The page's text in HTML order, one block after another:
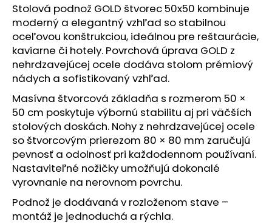
Stolová podnož GOLD štvorec 50x50 kombinuje
moderný a elegantný vzhľad so stabilnou
oceľovou konštrukciou, ideálnou pre reštaurácie,
kaviarne či hotely. Povrchová úprava GOLD z
nehrdzavejúcej ocele dodáva stolom prémiový
nádych a sofistikovaný vzhľad.
Masívna štvorcová základňa s rozmerom 50 ×
50 cm poskytuje výbornú stabilitu aj pri väčších
stolových doskách. Nohy z nehrdzavejúcej ocele
so štvorcovým prierezom 80 × 80 mm zaručujú
pevnosť a odolnosť pri každodennom používaní.
Nastaviteľné nožičky umožňujú dokonalé
vyrovnanie na nerovnom povrchu.
Podnož je dodávaná v rozloženom stave –
montáž je jednoduchá a rýchla.
HĽADAŤ
O
d
p
o
r
ú
č
a
m
e